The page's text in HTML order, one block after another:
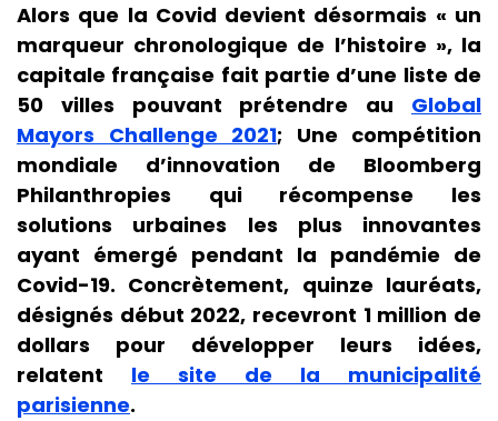
Alors que la Covid devient désormais « un
marqueur chronologique de l’histoire », la
capitale française fait partie d’une liste de
50 villes pouvant prétendre au Global
Mayors Challenge 2021; Une compétition
mondiale d’innovation de Bloomberg
Philanthropies qui récompense les
solutions urbaines les plus innovantes
ayant émergé pendant la pandémie de
Covid-19. Concrètement, quinze lauréats,
désignés début 2022, recevront 1 million de
dollars pour développer leurs idées,
relatent le site de la municipalité
parisienne.